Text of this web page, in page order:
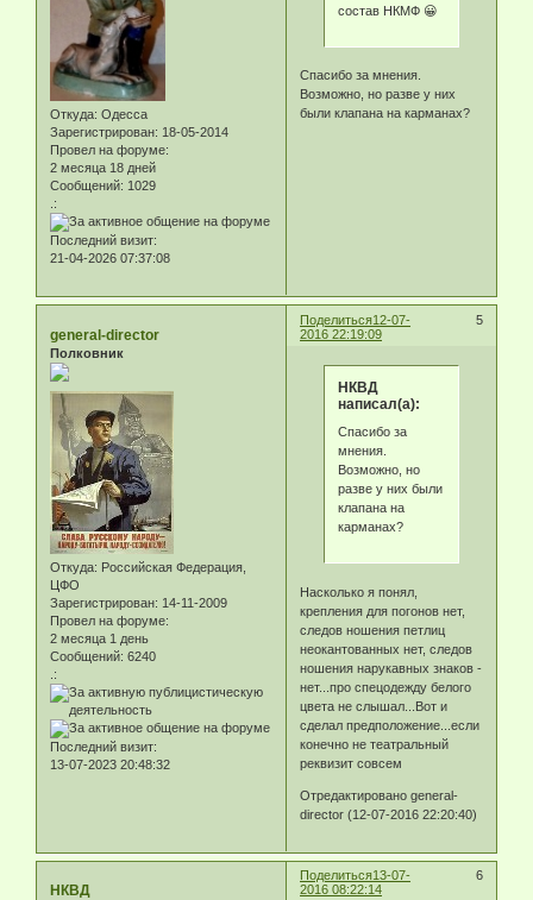
Откуда: Одесса
Зарегистрирован: 18-05-2014
Провел на форуме:
2 месяца 18 дней
Сообщений: 1029
.:
Последний визит:
21-04-2026 07:37:08
состав НКМФ 😀
Спасибо за мнения.
Возможно, но разве у них
были клапана на карманах?
Поделиться 5
12-07-
2016 22:19:09
general-director
Полковник
Откуда: Российская Федерация,
ЦФО
Зарегистрирован: 14-11-2009
Провел на форуме:
2 месяца 1 день
Сообщений: 6240
.:
Последний визит:
13-07-2023 20:48:32
НКВД
написал(а):
Спасибо за
мнения.
Возможно, но
разве у них были
клапана на
карманах?
Насколько я понял,
крепления для погонов нет,
следов ношения петлиц
неокантованных нет, следов
ношения нарукавных знаков -
нет...про спецодежду белого
цвета не слышал...Вот и
сделал предположение...если
конечно не театральный
реквизит совсем
Отредактировано general-
director (12-07-2016 22:20:40)
Поделиться 6
13-07-
2016 08:22:14
НКВД